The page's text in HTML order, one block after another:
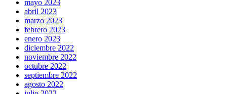
mayo 2023
abril 2023
marzo 2023
febrero 2023
enero 2023
diciembre 2022
noviembre 2022
octubre 2022
septiembre 2022
agosto 2022